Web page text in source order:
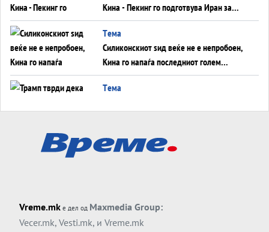
Кина - Пекинг го подготвува Иран за
американска копнена инвазија
Tема
Силиконскиот ѕид веќе не е непробоен,
Кина го напаѓа последниот голем
монопол на Западот?
Tема
Tема
ДЛАБОКО УДОЛУ: Сметководствените
АТОМСКО ДОМИНО НА БЛИСКИОТ
ИСТОК
Vreme.mk е дел од Maxmedia Group:
Vecer.mk, Vesti.mk, и Vreme.mk